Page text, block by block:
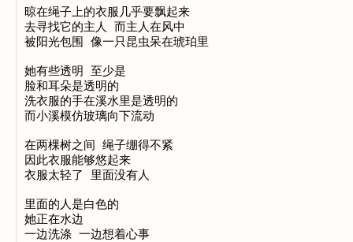
晾在绳子上的衣服几乎要飘起来
去寻找它的主人 而主人在风中
被阳光包围 像一只昆虫呆在琥珀里
她有些透明 至少是
脸和耳朵是透明的
洗衣服的手在溪水里是透明的
而小溪模仿玻璃向下流动
在两棵树之间 绳子绷得不紧
因此衣服能够悠起来
衣服太轻了 里面没有人
里面的人是白色的
她正在水边
一边洗涤 一边想着心事